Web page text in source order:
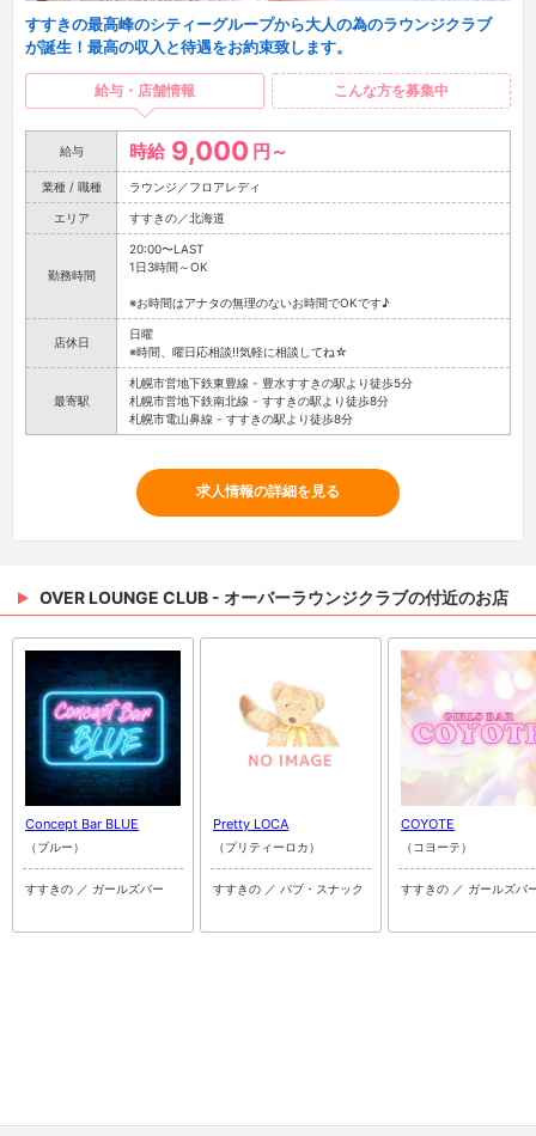
すすきの最高峰のシティーグループから大人の為のラウンジクラブ
が誕生！最高の収入と待遇をお約束致します。
給与・店舗情報 こんな方を募集中
給与 時給 9,000 円～
業種 / 職種 ラウンジ／フロアレディ
エリア すすきの／北海道
勤務時間
20:00〜LAST
1日3時間～OK
※お時間はアナタの無理のないお時間でOKです♪
店休日
日曜
※時間、曜日応相談!!気軽に相談してね☆
最寄駅
札幌市営地下鉄東豊線 - 豊水すすきの駅より徒歩5分
札幌市営地下鉄南北線 - すすきの駅より徒歩8分
札幌市電山鼻線 - すすきの駅より徒歩8分
求人情報の詳細を見る
OVER LOUNGE CLUB - オーバーラウンジクラブの付近のお店
Concept Bar BLUE
（ブルー）
すすきの ／ ガールズバー
Pretty LOCA
（プリティーロカ）
すすきの ／ パブ・スナック
COYOTE
（コヨーテ）
すすきの ／ ガールズバ